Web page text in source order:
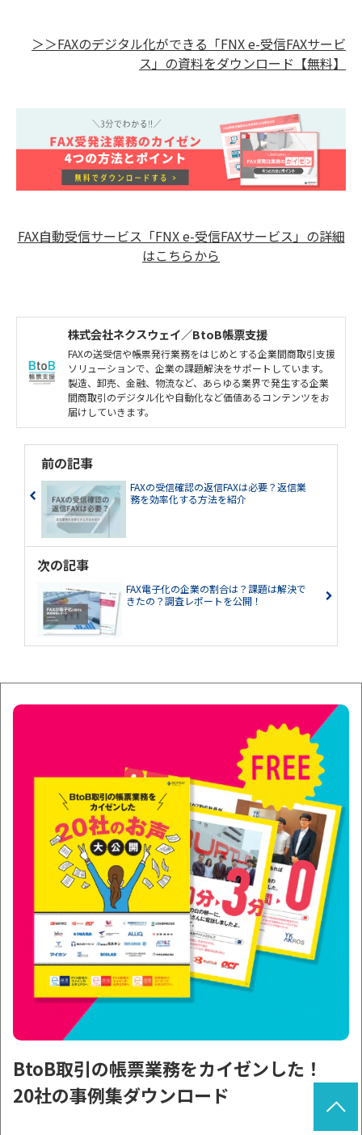
＞＞FAXのデジタル化ができる「FNX e-受信FAXサービ
ス」の資料をダウンロード【無料】
FAX自動受信サービス「FNX e-受信FAXサービス」の詳細
はこちらから
株式会社ネクスウェイ／BtoB帳票支援
FAXの送受信や帳票発行業務をはじめとする企業間商取引支援
ソリューションで、企業の課題解決をサポートしています。
製造、卸売、金融、物流など、あらゆる業界で発生する企業
間商取引のデジタル化や自動化など価値あるコンテンツをお
届けしていきます。
前の記事
FAXの受信確認の返信FAXは必要？返信業
務を効率化する方法を紹介
次の記事
FAX電子化の企業の割合は？課題は解決で
きたの？調査レポートを公開！
BtoB取引の帳票業務をカイゼンした！
20社の事例集ダウンロード